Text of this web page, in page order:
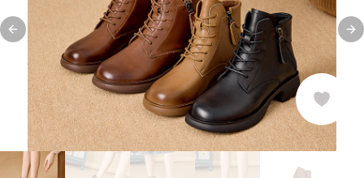
Previous slide